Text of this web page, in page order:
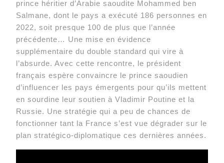
prince héritier d’Arabie saoudite Mohammed ben
Salmane, dont le pays a exécuté 186 personnes en
2022, soit presque 100 de plus que l’année
précédente… Une mise en évidence
supplémentaire du double standard qui vire à
l’absurde. Avec cette rencontre, le président
français espère convaincre le prince saoudien
d’influencer les pays émergents pour qu’ils mettent
en sourdine leur soutien à Vladimir Poutine et la
Russie. Une stratégie qui a peu de chances de
fonctionner tant la France s’est vue dégrader sur le
plan stratégico-diplomatique ces dernières années.